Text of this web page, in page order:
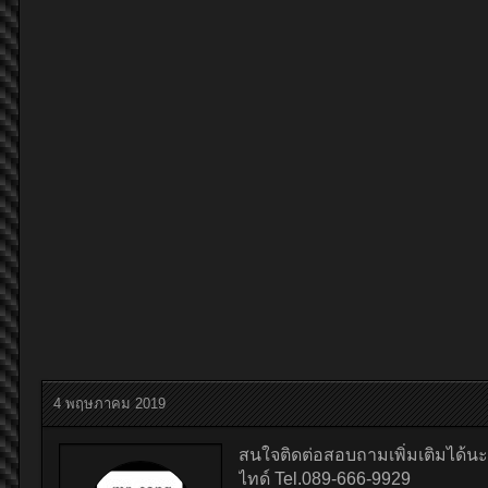
4 พฤษภาคม 2019
สนใจติดต่อสอบถามเพิ่มเติมได้น
ไทด์ Tel.089-666-9929